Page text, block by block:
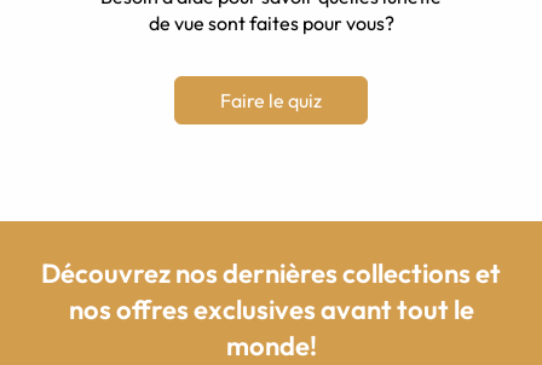
de vue sont faites pour vous?
Faire le quiz
Découvrez nos dernières collections et
nos offres exclusives avant tout le
monde!